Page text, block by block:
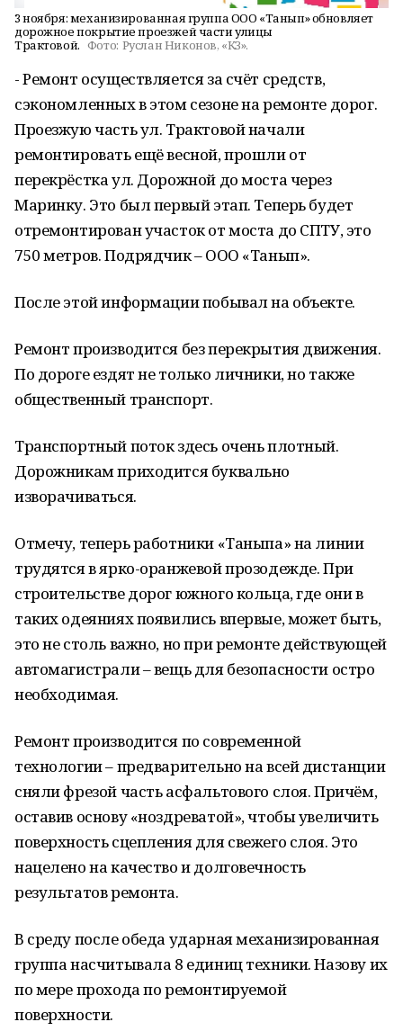
3 ноября: механизированная группа ООО «Танып» обновляет
дорожное покрытие проезжей части улицы
Трактовой. Фото: Руслан Никонов, «КЗ».
- Ремонт осуществляется за счёт средств,
сэкономленных в этом сезоне на ремонте дорог.
Проезжую часть ул. Трактовой начали
ремонтировать ещё весной, прошли от
перекрёстка ул. Дорожной до моста через
Маринку. Это был первый этап. Теперь будет
отремонтирован участок от моста до СПТУ, это
750 метров. Подрядчик – ООО «Танып».
После этой информации побывал на объекте.
Ремонт производится без перекрытия движения.
По дороге ездят не только личники, но также
общественный транспорт.
Транспортный поток здесь очень плотный.
Дорожникам приходится буквально
изворачиваться.
Отмечу, теперь работники «Таныпа» на линии
трудятся в ярко-оранжевой прозодежде. При
строительстве дорог южного кольца, где они в
таких одеяниях появились впервые, может быть,
это не столь важно, но при ремонте действующей
автомагистрали – вещь для безопасности остро
необходимая.
Ремонт производится по современной
технологии – предварительно на всей дистанции
сняли фрезой часть асфальтового слоя. Причём,
оставив основу «ноздреватой», чтобы увеличить
поверхность сцепления для свежего слоя. Это
нацелено на качество и долговечность
результатов ремонта.
В среду после обеда ударная механизированная
группа насчитывала 8 единиц техники. Назову их
по мере прохода по ремонтируемой
поверхности.